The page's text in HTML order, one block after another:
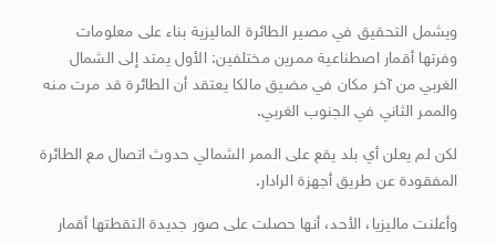
ويشمل التحقيق في مصير الطائرة الماليزية بناء على معلومات
وفرتها أقمار اصطناعية ممرين مختلفين: الأول يمتد إلى الشمال
الغربي من آخر مكان في مضيق مالكا يعتقد أن الطائرة قد مرت منه
والممر الثاني في الجنوب الغربي.
لكن لم يعلن أي بلد يقع على الممر الشمالي حدوث اتصال مع الطائرة
المفقودة عن طريق أجهزة الرادار.
وأعلنت ماليزيا، الأحد، أنها حصلت على صور جديدة التقطتها أقمار